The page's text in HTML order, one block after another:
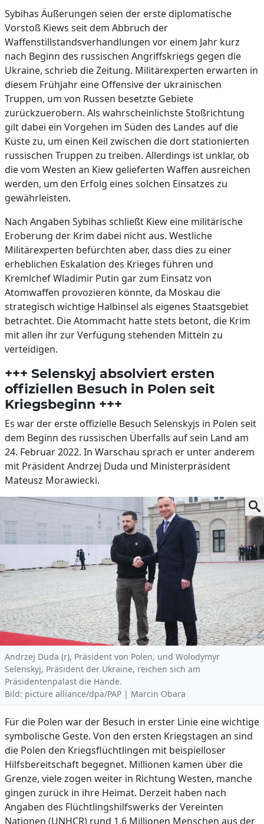
Sybihas Äußerungen seien der erste diplomatische
Vorstoß Kiews seit dem Abbruch der
Waffenstillstandsverhandlungen vor einem Jahr kurz
nach Beginn des russischen Angriffskriegs gegen die
Ukraine, schrieb die Zeitung. Militärexperten erwarten in
diesem Frühjahr eine Offensive der ukrainischen
Truppen, um von Russen besetzte Gebiete
zurückzuerobern. Als wahrscheinlichste Stoßrichtung
gilt dabei ein Vorgehen im Süden des Landes auf die
Küste zu, um einen Keil zwischen die dort stationierten
russischen Truppen zu treiben. Allerdings ist unklar, ob
die vom Westen an Kiew gelieferten Waffen ausreichen
werden, um den Erfolg eines solchen Einsatzes zu
gewährleisten.
Nach Angaben Sybihas schließt Kiew eine militärische
Eroberung der Krim dabei nicht aus. Westliche
Militärexperten befürchten aber, dass dies zu einer
erheblichen Eskalation des Krieges führen und
Kremlchef Wladimir Putin gar zum Einsatz von
Atomwaffen provozieren könnte, da Moskau die
strategisch wichtige Halbinsel als eigenes Staatsgebiet
betrachtet. Die Atommacht hatte stets betont, die Krim
mit allen ihr zur Verfügung stehenden Mitteln zu
verteidigen.
+++ Selenskyj absolviert ersten
offiziellen Besuch in Polen seit
Kriegsbeginn +++
Es war der erste offizielle Besuch Selenskyjs in Polen seit
dem Beginn des russischen Überfalls auf sein Land am
24. Februar 2022. In Warschau sprach er unter anderem
mit Präsident Andrzej Duda und Ministerpräsident
Mateusz Morawiecki.
Andrzej Duda (r), Präsident von Polen, und Wolodymyr
Selenskyj, Präsident der Ukraine, reichen sich am
Präsidentenpalast die Hände.
Bild: picture alliance/dpa/PAP | Marcin Obara
Für die Polen war der Besuch in erster Linie eine wichtige
symbolische Geste. Von den ersten Kriegstagen an sind
die Polen den Kriegsflüchtlingen mit beispielloser
Hilfsbereitschaft begegnet. Millionen kamen über die
Grenze, viele zogen weiter in Richtung Westen, manche
gingen zurück in ihre Heimat. Derzeit haben nach
Angaben des Flüchtlingshilfswerks der Vereinten
Nationen (UNHCR) rund 1,6 Millionen Menschen aus der